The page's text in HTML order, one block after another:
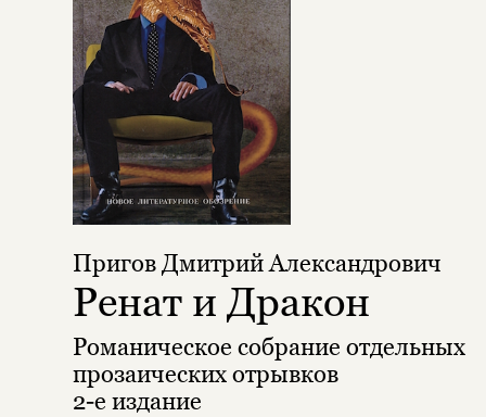
Пригов Дмитрий Александрович
Ренат и Дракон
Романическое собрание отдельных
прозаических отрывков
2-е издание